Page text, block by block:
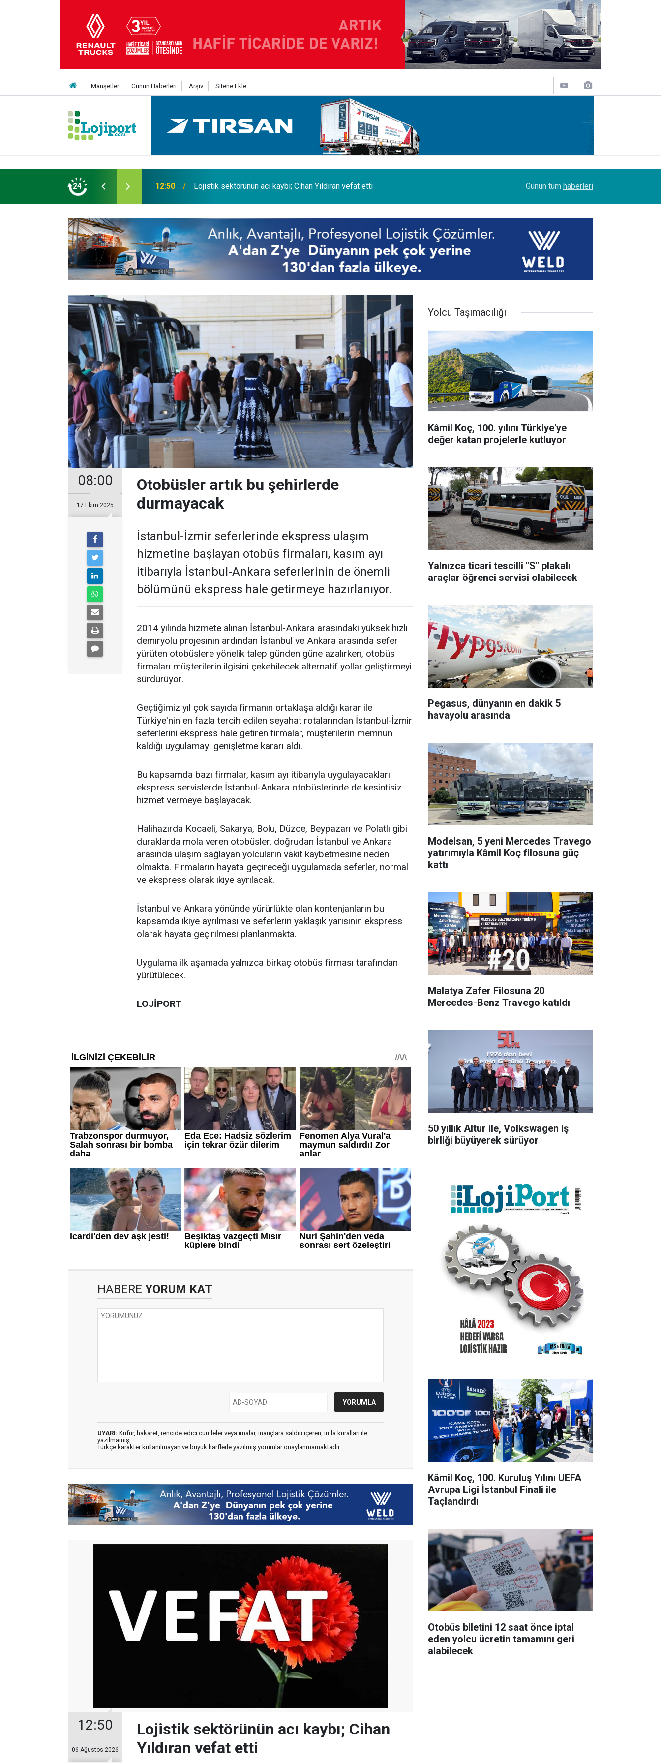
Manşetler Günün Haberleri Arşiv Sitene Ekle
24
Yıldıran vefat etti 11:43 SOCAR Terminal de, MSC Tiger Servisi'nin uğrak limanlarına katıldı Sakarya'da Şoförlere Uyuşturucu Testi
Günün tüm haberleri
08:00
17 Ekim 2025
Otobüsler artık bu şehirlerde
durmayacak
İstanbul-İzmir seferlerinde ekspress ulaşım
hizmetine başlayan otobüs firmaları, kasım ayı
itibarıyla İstanbul-Ankara seferlerinin de önemli
bölümünü ekspress hale getirmeye hazırlanıyor.
2014 yılında hizmete alınan İstanbul-Ankara arasındaki yüksek hızlı
demiryolu projesinin ardından İstanbul ve Ankara arasında sefer
yürüten otobüslere yönelik talep günden güne azalırken, otobüs
firmaları müşterilerin ilgisini çekebilecek alternatif yollar geliştirmeyi
sürdürüyor.
Geçtiğimiz yıl çok sayıda firmanın ortaklaşa aldığı karar ile
Türkiye'nin en fazla tercih edilen seyahat rotalarından İstanbul-İzmir
seferlerini ekspress hale getiren firmalar, müşterilerin memnun
kaldığı uygulamayı genişletme kararı aldı.
Bu kapsamda bazı firmalar, kasım ayı itibarıyla uygulayacakları
ekspress servislerde İstanbul-Ankara otobüslerinde de kesintisiz
hizmet vermeye başlayacak.
Halihazırda Kocaeli, Sakarya, Bolu, Düzce, Beypazarı ve Polatlı gibi
duraklarda mola veren otobüsler, doğrudan İstanbul ve Ankara
arasında ulaşım sağlayan yolcuların vakit kaybetmesine neden
olmakta. Firmaların hayata geçireceği uygulamada seferler, normal
ve ekspress olarak ikiye ayrılacak.
İstanbul ve Ankara yönünde yürürlükte olan kontenjanların bu
kapsamda ikiye ayrılması ve seferlerin yaklaşık yarısının ekspress
olarak hayata geçirilmesi planlanmakta.
Uygulama ilk aşamada yalnızca birkaç otobüs firması tarafından
yürütülecek.
LOJİPORT
HABERE YORUM KAT
UYARI: Küfür, hakaret, rencide edici cümleler veya imalar, inançlara saldırı içeren, imla kuralları ile
yazılmamış,
Türkçe karakter kullanılmayan ve büyük harflerle yazılmış yorumlar onaylanmamaktadır.
12:50
06 Ağustos 2026
Lojistik sektörünün acı kaybı; Cihan
Yıldıran vefat etti
Yolcu Taşımacılığı
Kâmil Koç, 100. yılını Türkiye'ye
değer katan projelerle kutluyor
Yalnızca ticari tescilli "S" plakalı
araçlar öğrenci servisi olabilecek
Pegasus, dünyanın en dakik 5
havayolu arasında
Modelsan, 5 yeni Mercedes Travego
yatırımıyla Kâmil Koç filosuna güç
kattı
Malatya Zafer Filosuna 20
Mercedes-Benz Travego katıldı
50 yıllık Altur ile, Volkswagen iş
birliği büyüyerek sürüyor
Kâmil Koç, 100. Kuruluş Yılını UEFA
Avrupa Ligi İstanbul Finali ile
Taçlandırdı
Otobüs biletini 12 saat önce iptal
eden yolcu ücretin tamamını geri
alabilecek